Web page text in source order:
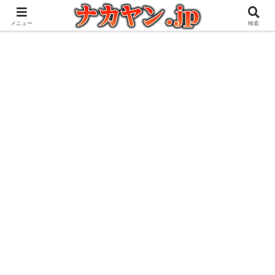
アウトドアとガジェット好きな管理人の愉快な日々を綴るブログ
メニュー 検索